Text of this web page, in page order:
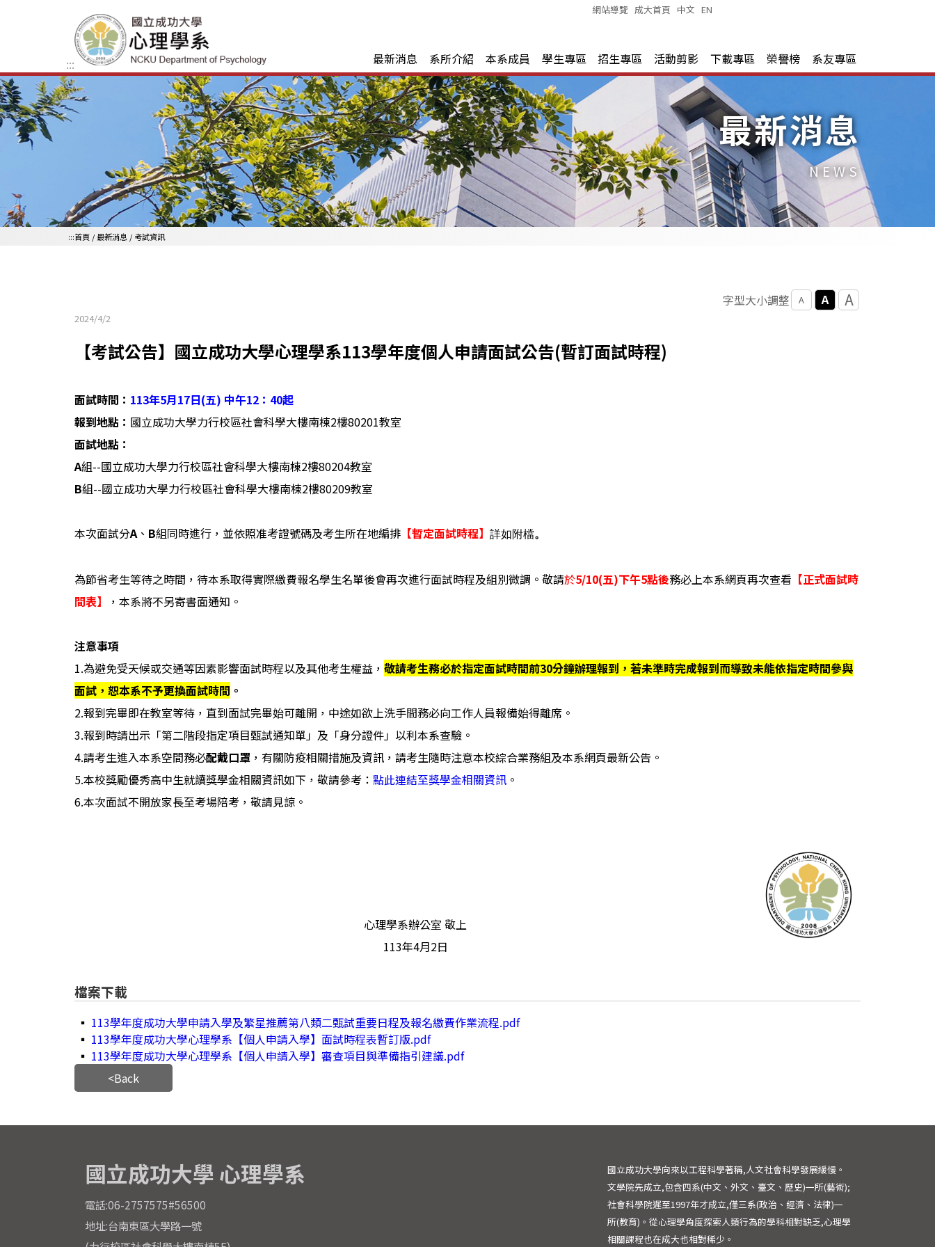
:::
網站導覽 成大首頁 中文 |EN
最新消息 系所介紹 本系成員 學生專區 招生專區 活動剪影 下載專區 榮譽榜 系友專區
最新消息
NEWS
:::首頁 /最新消息 / 考試資訊
字型大小調整 A A A
2024/4/2
【考試公告】國立成功大學心理學系113學年度個人申請面試公告(暫訂面試時程)
面試時間： 113年5月17日(五) 中午12：40起
報到地點： 國立成功大學力行校區社會科學大樓南棟2樓80201教室
面試地點：
A組--國立成功大學力行校區社會科學大樓南棟2樓80204教室
B組--國立成功大學力行校區社會科學大樓南棟2樓80209教室
本次面試分A 、 B組同時進行，並依照准考證號碼及考生所在地編排 【暫定面試時程】 詳如附檔。
為節省考生等待之時間，待本系取得實際繳費報名學生名單後會再次進行面試時程及組別微調。敬請於5/10(五)下午5點後務必上本系網頁再次查看 【正式面試時
間表】
，本系將不另寄書面通知。
注意事項
1.為避免受天候或交通等因素影響面試時程以及其他考生權益， 敬請考生務必於指定面試時間前30分鐘辦理報到，若未準時完成報到而導致未能依指定時間參與
面試，恕本系不予更換面試時間 。
2.報到完畢即在教室等待，直到面試完畢始可離開，中途如欲上洗手間務必向工作人員報備始得離席。
3.報到時請出示「第二階段指定項目甄試通知單」及「身分證件」以利本系查驗。
4.請考生進入本系空間務必配戴口罩 ，有關防疫相關措施及資訊，請考生隨時注意本校綜合業務組及本系網頁最新公告。
5.本校獎勵優秀高中生就讀獎學金相關資訊如下，敬請參考： 點此連結至獎學金相關資訊 。
6.本次面試不開放家長至考場陪考，敬請見諒。
心理學系辦公室 敬上
113年4月2日
檔案下載
▪ 113學年度成功大學申請入學及繁星推薦第八類二甄試重要日程及報名繳費作業流程.pdf
▪ 113學年度成功大學心理學系【個人申請入學】面試時程表暫訂版.pdf
▪ 113學年度成功大學心理學系【個人申請入學】審查項目與準備指引建議.pdf
<Back
國立成功大學 心理學系
電話:06-2757575#56500
地址:台南東區大學路一號
國立成功大學向來以工程科學著稱,人文社會科學發展緩慢。
文學院先成立,包含四系(中文、外文、臺文、歷史)一所(藝術);
社會科學院遲至1997年才成立,僅三系(政治、經濟、法律)一
所(教育)。從心理學角度探索人類行為的學科相對缺乏,心理學
相關課程也在成大也相對稀少。